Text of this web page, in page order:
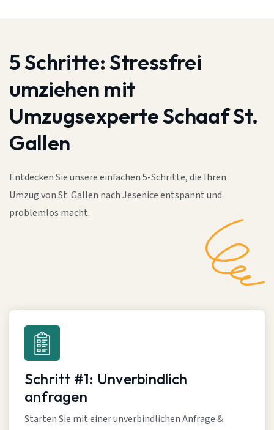
5 Schritte:Stressfrei
umziehen mit
Umzugsexperte Schaaf St.
Gallen
Entdecken Sie unsere einfachen 5-Schritte, die Ihren
Umzug von St. Gallen nach Jesenice entspannt und
problemlos macht.
Schritt #1: Unverbindlich
anfragen
Starten Sie mit einer unverbindlichen Anfrage &